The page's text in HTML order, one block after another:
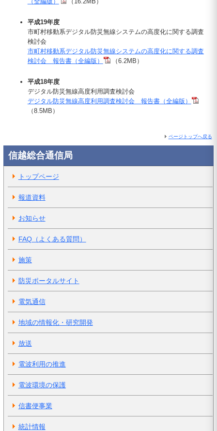
平成19年度
市町村移動系デジタル防災無線システムの高度化に関する調査
検討会
市町村移動系デジタル防災無線システムの高度化に関する調査
検討会 報告書（全編版）
（6.2MB）
平成18年度
デジタル防災無線高度利用調査検討会
デジタル防災無線高度利用調査検討会 報告書（全編版）
（8.5MB）
ページトップへ戻る
信越総合通信局
トップページ
報道資料
お知らせ
FAQ（よくある質問）
施策
防災ポータルサイト
電気通信
地域の情報化・研究開発
放送
電波利用の推進
電波環境の保護
信書便事業
統計情報